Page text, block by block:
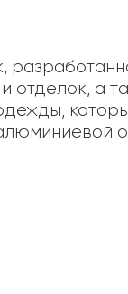
отделок, а